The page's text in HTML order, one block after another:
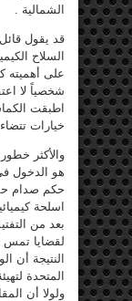
الشمالية .
قد يقول
السلاح
على أهميته
شخصياً لا
اطبقت
خيارات
والأكثر
هو الدخول في
حكم صدام
اسلحة
بعد من
لقضايا تمس
النتيجة أن
المتحدة
ولولا أن